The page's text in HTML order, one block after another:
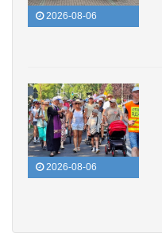
2026-08-06
2026-08-06